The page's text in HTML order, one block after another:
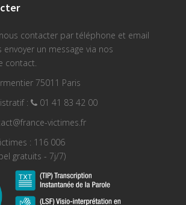
contacter par téléphone et email
un message via nos
contact.
75011 Paris
:
01 41 83 42 00
victimes.fr
: 116 006
gratuits - 7j/7)